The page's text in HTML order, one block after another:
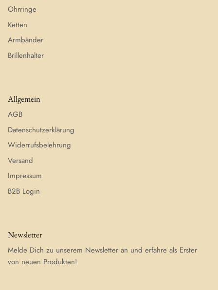
Ohrringe
Ketten
Armbänder
Brillenhalter
Allgemein
AGB
Datenschutzerklärung
Widerrufsbelehrung
Versand
Impressum
B2B Login
Newsletter
Melde Dich zu unserem Newsletter an und erfahre als Erster
von neuen Produkten!